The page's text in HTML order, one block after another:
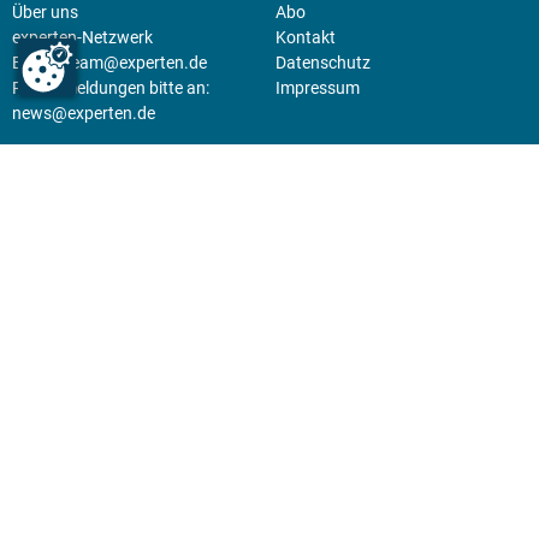
Über uns
experten-Netzwerk
E-Mail:team@experten.de
Pressemeldungen bitte an:
news@experten.de
Abo
Kontakt
Datenschutz
Impressum